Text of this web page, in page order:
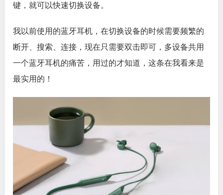
键，就可以快速切换设备。
我以前使用的蓝牙耳机，在切换设备的时候需要频繁的
断开、搜索、连接，现在只需要双击即可，多设备共用
一个蓝牙耳机的痛苦，用过的才知道，这条在我看来是
最实用的！